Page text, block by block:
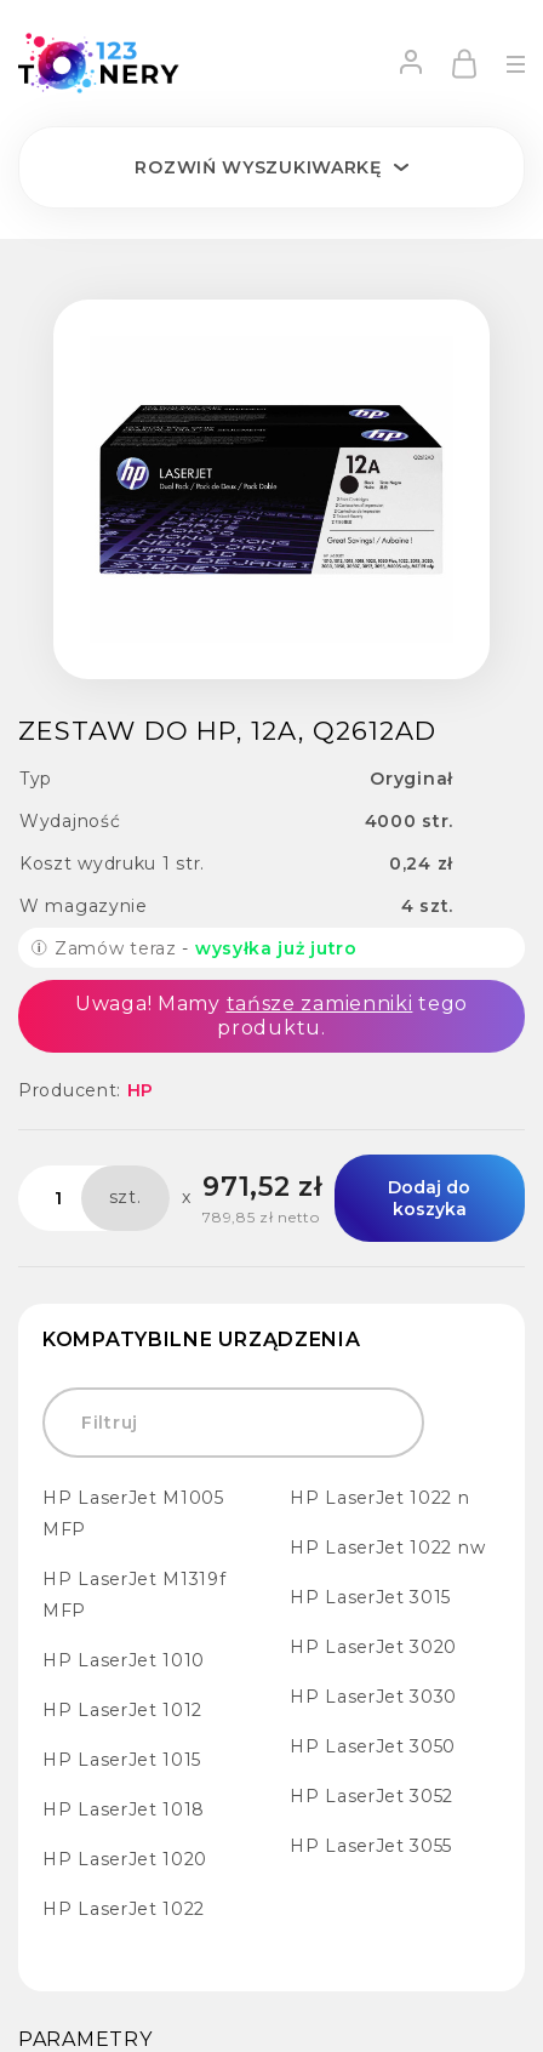
ROZWIŃ WYSZUKIWARKĘ
ZESTAW DO HP, 12A, Q2612AD
Typ
Oryginał
Wydajność
4000 str.
Koszt wydruku 1 str.
0,24 zł
W magazynie
4 szt.
Zamów teraz - wysyłka już jutro
Uwaga! Mamy tańsze zamienniki tego
produktu.
Producent: HP
szt. x 971,52 zł
789,85 zł netto
Dodaj do
koszyka
KOMPATYBILNE URZĄDZENIA
HP LaserJet M1005
MFP
HP LaserJet M1319f
MFP
HP LaserJet 1010
HP LaserJet 1012
HP LaserJet 1015
HP LaserJet 1018
HP LaserJet 1020
HP LaserJet 1022
HP LaserJet 1022 n
HP LaserJet 1022 nw
HP LaserJet 3015
HP LaserJet 3020
HP LaserJet 3030
HP LaserJet 3050
HP LaserJet 3052
HP LaserJet 3055
PARAMETRY